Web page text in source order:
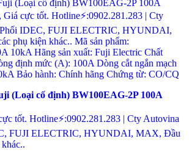
(Loại cố định) BW100EAG-2P 100A
tốt. Hotline⚡:0902.281.283 | Cty Autovina
FUJI ELECTRIC, HYUNDAI, MAX, Đầu